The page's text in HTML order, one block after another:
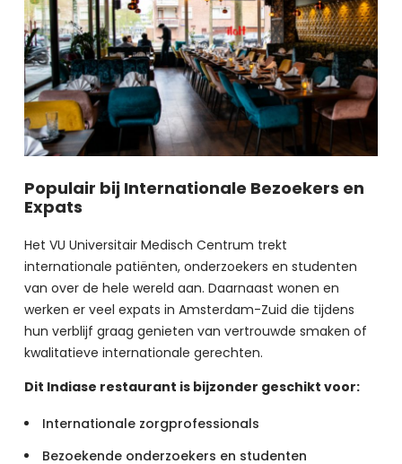
Populair bij Internationale Bezoekers en
Expats
Het VU Universitair Medisch Centrum trekt
internationale patiënten, onderzoekers en studenten
van over de hele wereld aan. Daarnaast wonen en
werken er veel expats in Amsterdam-Zuid die tijdens
hun verblijf graag genieten van vertrouwde smaken of
kwalitatieve internationale gerechten.
Dit Indiase restaurant is bijzonder geschikt voor:
Internationale zorgprofessionals
Bezoekende onderzoekers en studenten